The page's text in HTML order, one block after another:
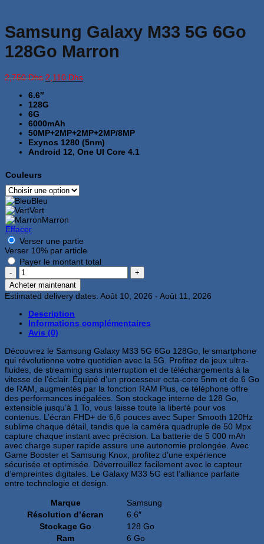
Samsung Galaxy M33 5G 6Go
128Go Marron
2,750Dhs Le
était :
2,110 DhsLe
6.6″
128G
6G
6000mAh
50MP+2MP+2MP+2MP/8MP
Exynos 1280 (5nm)
Android 12, One UI Core 4.1
Couleurs
Bleu
Vert
Marron
Effacer
Verser une partie
Verser 10% par article
Payer le montant total
quantité
de
Samsung
Galaxy
5G
6Go
128Go
Acheter maintenant
Estimated delivery dates: Août 10, 2026 - Août 11, 2026
Description
Informations complémentaires
Avis (0)
Découvrez le Samsung Galaxy M33 5G 6Go 128Go, le smartphone
qui révolutionne votre quotidien avec la 5G. Profitez de jeux ultra-
fluides, de streaming sans interruption et de téléchargements à la
vitesse de l’éclair. Équipé d’un processeur octa-core 5nm et de 6 Go
de RAM, augmentés par la fonction RAM Plus, ce téléphone offre
des performances inégalées. Son stockage interne de 128 Go,
extensible jusqu’à 1 To, vous laisse toute la liberté pour vos
contenus. L’écran FHD+ de 6,6 pouces avec Super Smooth 120Hz
sublime chaque détail, tandis que la caméra quadruple de 50 Mpx
capture chaque instant avec précision. La batterie de 5 000 mAh
avec charge super rapide assure une autonomie prolongée. Avec
Game Booster et Samsung Knox, profitez d’une expérience
sécurisée et optimisée. Déverrouillez facilement avec le capteur
d’empreintes digitales. Le Galaxy M33 5G est l’alliance parfaite
entre technologie et design.
Marque
Samsung
Résolution d’écran
6.6″
Stockage Go
128 Go
Ram
6 Go